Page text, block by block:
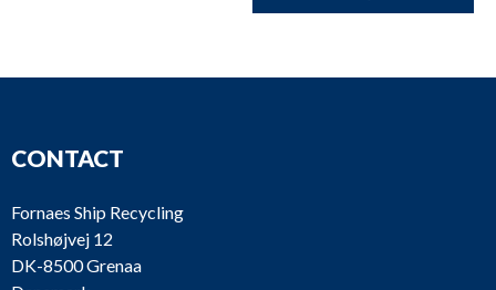
CONTACT
Fornaes Ship Recycling
Rolshøjvej 12
DK-8500 Grenaa